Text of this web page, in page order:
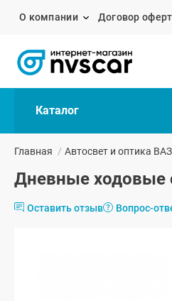
О компании Договор
Каталог
Главная / Автосвет и оптика ВАЗ
Дневные ходовые
Оставить отзыв Вопрос-